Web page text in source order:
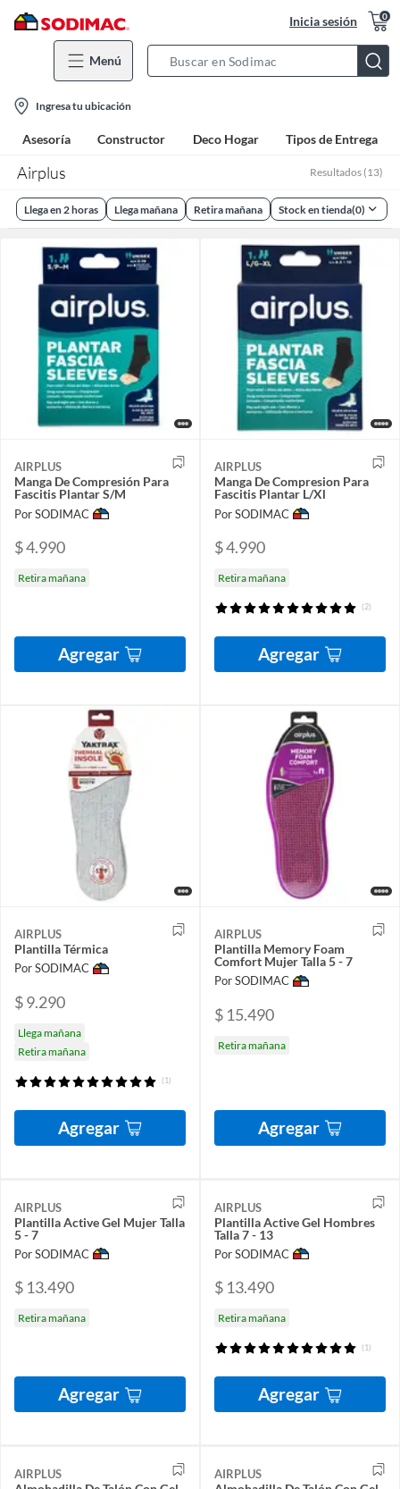
Inicia sesión 0
Menú
Bar
location-
icon
Ingresa tu ubicación
Asesoría Constructor Deco Hogar Tipos de Entrega
Airplus Resultados (13)
Llega en 2 horas Llega mañana Retira mañana Stock en tienda(0)
AIRPLUS
Manga De Compresión Para
Fascitis Plantar S/M
Por SODIMAC
$ 4.990
Retira mañana
Agregar
AIRPLUS
Manga De Compresion Para
Fascitis Plantar L/Xl
Por SODIMAC
$ 4.990
Retira mañana
(2)
Agregar
AIRPLUS
Plantilla Térmica
Por SODIMAC
$ 9.290
Llega mañana
Retira mañana
(1)
Agregar
AIRPLUS
Plantilla Memory Foam
Comfort Mujer Talla 5 - 7
Por SODIMAC
$ 15.490
Retira mañana
Agregar
AIRPLUS
Plantilla Active Gel Mujer Talla
5 - 7
Por SODIMAC
$ 13.490
Retira mañana
Agregar
AIRPLUS
Plantilla Active Gel Hombres
Talla 7 - 13
Por SODIMAC
$ 13.490
Retira mañana
(1)
Agregar
AIRPLUS AIRPLUS